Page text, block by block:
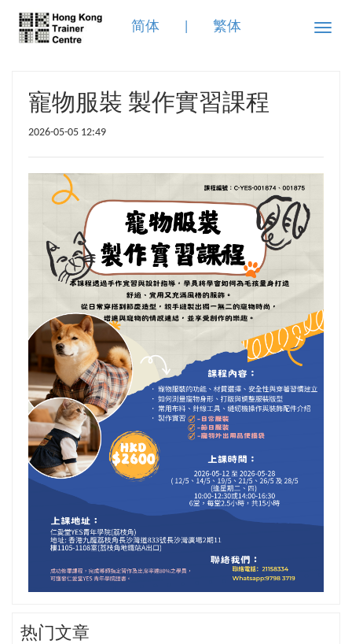
Toggle
简体 繁体
寵物服裝 製作實習課程
2026-05-05 12:49
热门文章